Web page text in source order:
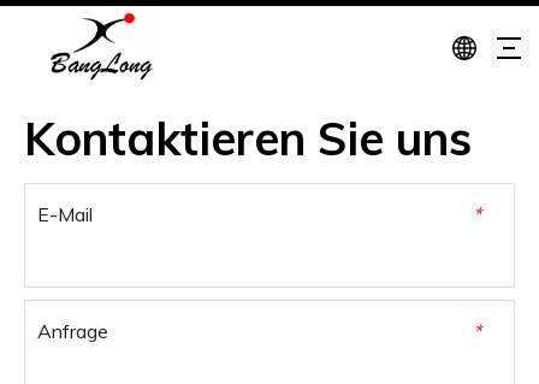
Kontaktieren Sie uns
*
E-Mail
*
Anfrage